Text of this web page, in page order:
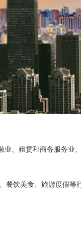
业、租赁和商务服务业
餐饮美食、旅游度假等